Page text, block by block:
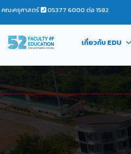
คณะครุศาสตร์ 05377 6000 ต่อ 1582
เกี่ยวกับ EDU